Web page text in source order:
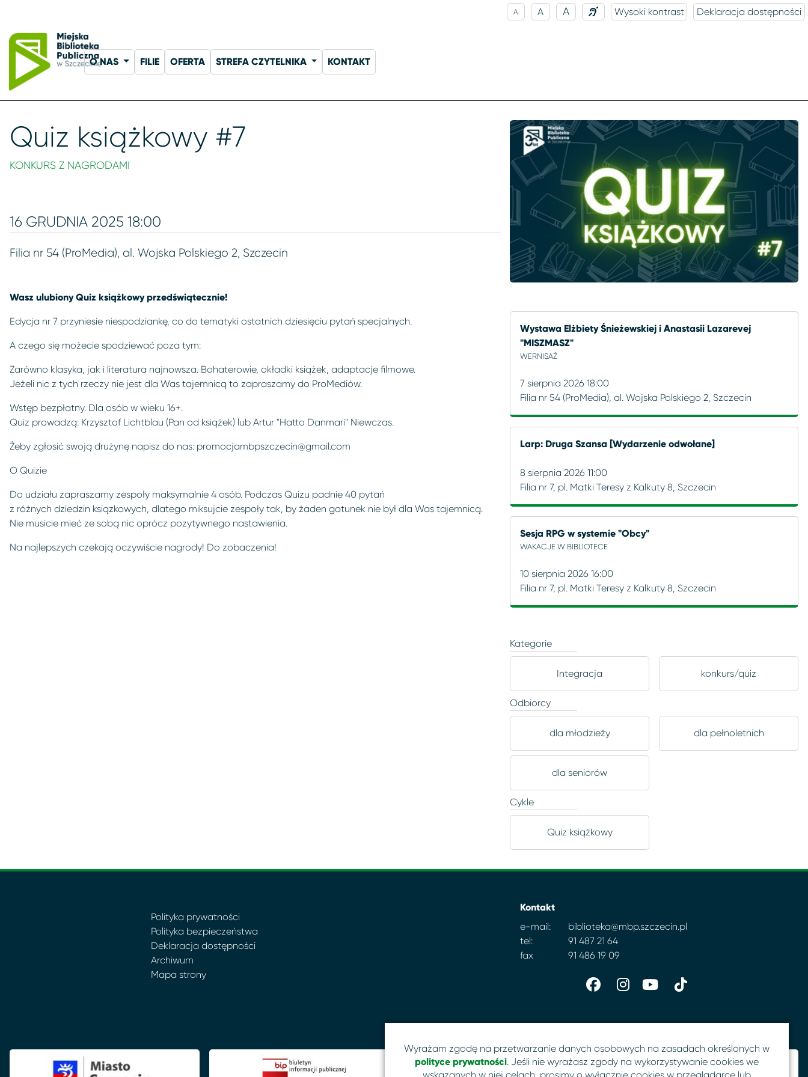
A A A Wysoki kontrast Deklaracja dostępności
O NAS FILIE OFERTA STREFA CZYTELNIKA KONTAKT
Quiz książkowy #7
KONKURS Z NAGRODAMI
16 GRUDNIA 2025 18:00
Filia nr 54 (ProMedia), al. Wojska Polskiego 2, Szczecin
Wasz ulubiony Quiz książkowy przedświątecznie!
Edycja nr 7 przyniesie niespodziankę, co do tematyki ostatnich dziesięciu pytań specjalnych.
A czego się możecie spodziewać poza tym:
Zarówno klasyka, jak i literatura najnowsza. Bohaterowie, okładki książek, adaptacje filmowe.
Jeżeli nic z tych rzeczy nie jest dla Was tajemnicą to zapraszamy do ProMediów.
Wstęp bezpłatny. Dla osób w wieku 16+.
Quiz prowadzą: Krzysztof Lichtblau (Pan od książek) lub Artur "Hatto Danmari" Niewczas.
Żeby zgłosić swoją drużynę napisz do nas: promocjambpszczecin@gmail.com
O Quizie
Do udziału zapraszamy zespoły maksymalnie 4 osób. Podczas Quizu padnie 40 pytań
z różnych dziedzin ksiązkowych, dlatego miksujcie zespoły tak, by żaden gatunek nie był dla Was tajemnicą.
Nie musicie mieć ze sobą nic oprócz pozytywnego nastawienia.
Na najlepszych czekają oczywiście nagrody! Do zobaczenia!
Wystawa Elżbiety Śnieżewskiej i Anastasii Lazarevej
"MISZMASZ"
WERNISAŻ
7 sierpnia 2026 18:00
Filia nr 54 (ProMedia), al. Wojska Polskiego 2, Szczecin
Larp: Druga Szansa [Wydarzenie odwołane]
8 sierpnia 2026 11:00
Filia nr 7, pl. Matki Teresy z Kalkuty 8, Szczecin
Sesja RPG w systemie "Obcy"
WAKACJE W BIBLIOTECE
10 sierpnia 2026 16:00
Filia nr 7, pl. Matki Teresy z Kalkuty 8, Szczecin
Kategorie
Integracja konkurs/quiz
Odbiorcy
dla młodzieży dla pełnoletnich
dla seniorów
Cykle
Quiz książkowy
Polityka prywatności
Polityka bezpieczeństwa
Deklaracja dostępności
Archiwum
Mapa strony
Kontakt
e-mail:
biblioteka@mbp.szczecin.pl
tel:
91 487 21 64
fax
91 486 19 09
Wyrażam zgodę na przetwarzanie danych osobowych na zasadach określonych w
polityce prywatności. Jeśli nie wyrażasz zgody na wykorzystywanie cookies we